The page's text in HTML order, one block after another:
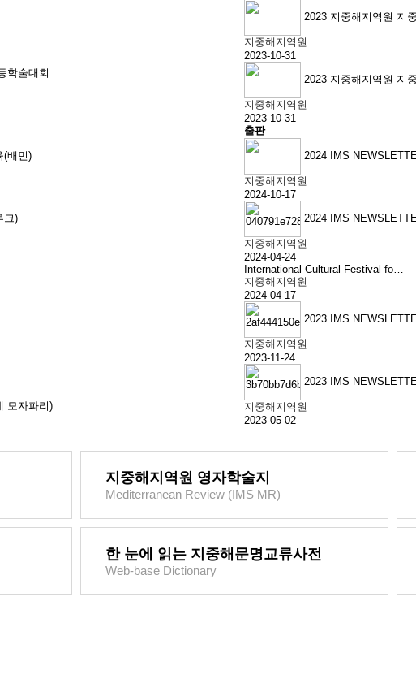
학술대회
2023 지중해지역원 지
지중해지역원
2023-10-31
2023 지중해지역원 지
지중해지역원
2023-10-31
(배민)
크)
모자파리)
출판
2024 IMS
지중해지역원
2024-10-17
2024 IMS
지중해지역원
2024-04-24
International Cultural Festival fo…
지중해지역원
2024-04-17
2023 IMS
지중해지역원
2023-11-24
2023 IMS
지중해지역원
2023-05-02
지중해지역원 영자학술지
Mediterranean Review (IMS MR)
한 눈에 읽는 지중해문명교류사전
Web-base Dictionary